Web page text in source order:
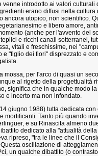
introdotto ai valori
erano diffusi nella
ancora utopico, non scientifico.
e libero amore,
(anche per l'avvento del
e ricchi canali sotterranei,
vitali e freschissime, nei
"figlio dei fiori" disprezzato e
mossa, per l'arco di quasi un
al rigetto della progettualità
significa che in qualche modo
e incerto ma non infondato.
giugno 1988) tutta dedicata
mortificanti. Tanto più quando
e su Rinascita almeno
dedicato alla "attualità
ripreso, "tra le linee che il
oscillazione di
un qualche dibattito (o